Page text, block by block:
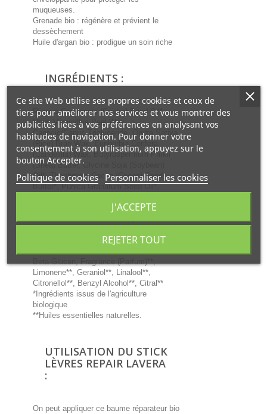
muqueuses.
Grenade bio : régénère et prévient le
dessèchement
Huile d'argan bio : prodigue un soin riche
INGRÉDIENTS :
Ricinus Communis (Castor) Seed Oil*,
Rhus Verniciflua Peel Wax,
Caprylic/Capric Triglyceride, Oryza Sativa
(Rice) Bran Wax, Euphorbia Cerifera
(Candelilla) Wax, Butyrospermum Parkii
(Shea) Butter, Glycine Soja (Soybean)
Oil*, Theobroma Cacao (Cocoa) Seed
Butter*, Punica Granatum Seed Oil*,
Annuus (Sunflower) Seed Oil*, Bertholletia
Excelsa Seed Extract*, Anthyllis
Virginiana (Witch Hazel) Leaf Extract*,
Beta-Glucan, Fragrance (Parfum)**,
Limonene**, Geraniol**, Linalool**,
Citronellol**, Benzyl Alcohol**, Citral**
*Ingrédients issus de l'agriculture
biologique
**Huiles essentielles naturelles.
UTILISATION DU STICK
LÈVRES REPAIR LAVERA
:
On peut appliquer ce baume réparateur bio
Ce site Web utilise ses propres cookies et ceux de
tiers pour améliorer nos services et vous montrer des
publicités liées à vos préférences en analysant vos
habitudes de navigation. Pour donner votre
consentement à son utilisation, appuyez sur le
bouton Accepter.
Politique de cookies Personnaliser les cookies
REJETER TOUT
J'ACCEPTE